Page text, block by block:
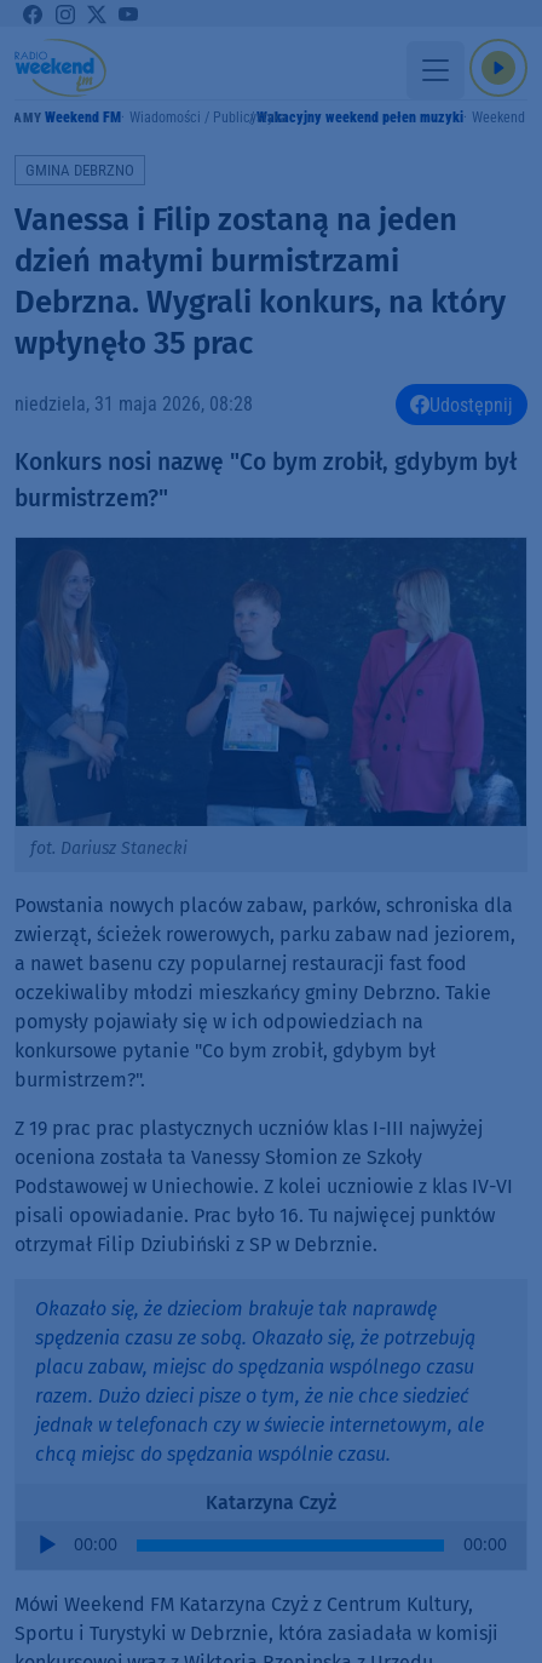
Weekend FM Wiadomości / PublicystykaWakacyjny weekend pełen muzyki Weekend
GMINA DEBRZNO
Vanessa i Filip zostaną na jeden
dzień małymi burmistrzami
Debrzna. Wygrali konkurs, na który
wpłynęło 35 prac
niedziela, 31 maja 2026, 08:28 Udostępnij
Konkurs nosi nazwę "Co bym zrobił, gdybym był
burmistrzem?"
fot. Dariusz Stanecki
Powstania nowych placów zabaw, parków, schroniska dla
zwierząt, ścieżek rowerowych, parku zabaw nad jeziorem,
a nawet basenu czy popularnej restauracji fast food
oczekiwaliby młodzi mieszkańcy gminy Debrzno. Takie
pomysły pojawiały się w ich odpowiedziach na
konkursowe pytanie "Co bym zrobił, gdybym był
burmistrzem?".
Z 19 prac prac plastycznych uczniów klas I-III najwyżej
oceniona została ta Vanessy Słomion ze Szkoły
Podstawowej w Uniechowie. Z kolei uczniowie z klas IV-VI
pisali opowiadanie. Prac było 16. Tu najwięcej punktów
otrzymał Filip Dziubiński z SP w Debrznie.
Okazało się, że dzieciom brakuje tak naprawdę
spędzenia czasu ze sobą. Okazało się, że potrzebują
placu zabaw, miejsc do spędzania wspólnego czasu
razem. Dużo dzieci pisze o tym, że nie chce siedzieć
jednak w telefonach czy w świecie internetowym, ale
chcą miejsc do spędzania wspólnie czasu.
Katarzyna Czyż
Audio
00:00 00:00
Mówi Weekend FM Katarzyna Czyż z Centrum Kultury,
Sportu i Turystyki w Debrznie, która zasiadała w komisji